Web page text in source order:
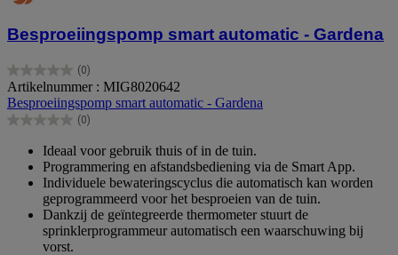
Besproeiingspomp smart automatic - Gardena
(0)
0.0
van
de
5
Artikelnummer : MIG8020642
Besproeiingspomp smart automatic - Gardena
(0)
0.0
sterren.
Ideaal voor gebruik thuis of in de tuin.
Programmering en afstandsbediening via de Smart App.
Individuele bewateringscyclus die automatisch kan worden
geprogrammeerd voor het besproeien van de tuin.
Dankzij de geïntegreerde thermometer stuurt de
sprinklerprogrammeur automatisch een waarschuwing bij
vorst.